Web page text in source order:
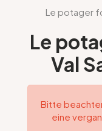
Meinen Aufenthalt
Unsere Vorschläge
Agenda
Le potager
Le
Val
Bitte
eine